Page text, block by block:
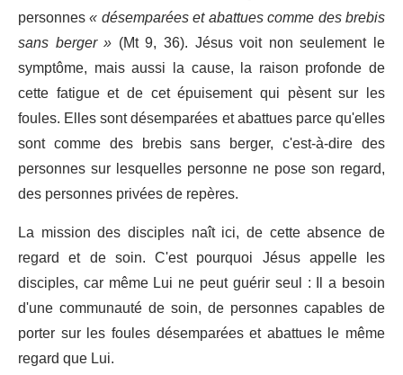
personnes« désemparées et abattues comme des brebis
sans berger » (Mt 9, 36). Jésus voit non seulement le
symptôme, mais aussi la cause, la raison profonde de
cette fatigue et de cet épuisement qui pèsent sur les
foules. Elles sont désemparées et abattues parce qu'elles
sont comme des brebis sans berger, c'est-à-dire des
personnes sur lesquelles personne ne pose son regard,
des personnes privées de repères.
La mission des disciples naît ici, de cette absence de
regard et de soin. C'est pourquoi Jésus appelle les
disciples, car même Lui ne peut guérir seul : Il a besoin
d'une communauté de soin, de personnes capables de
porter sur les foules désemparées et abattues le même
regard que Lui.